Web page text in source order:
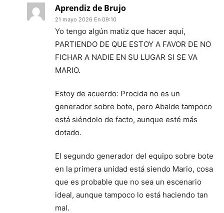
Aprendiz de Brujo
21 mayo 2026 En 09:10
Yo tengo algún matiz que hacer aquí,
PARTIENDO DE QUE ESTOY A FAVOR DE NO
FICHAR A NADIE EN SU LUGAR SI SE VA
MARIO.
Estoy de acuerdo: Procida no es un
generador sobre bote, pero Abalde tampoco
está siéndolo de facto, aunque esté más
dotado.
El segundo generador del equipo sobre bote
en la primera unidad está siendo Mario, cosa
que es probable que no sea un escenario
ideal, aunque tampoco lo está haciendo tan
mal.